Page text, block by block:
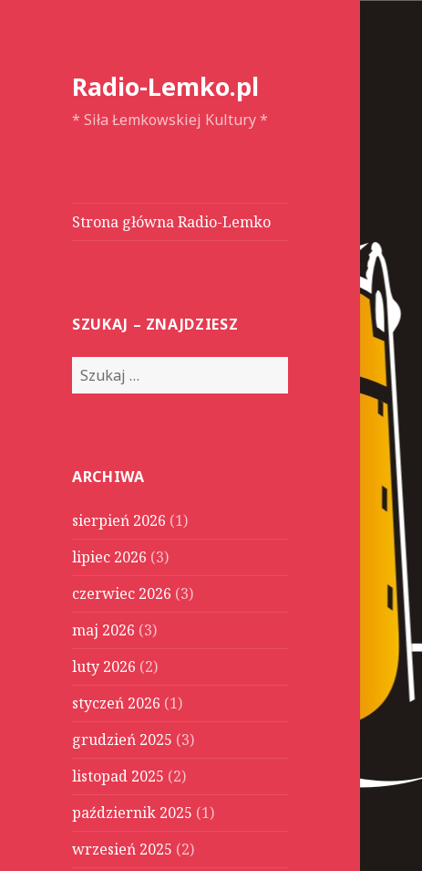
Radio-Lemko.pl
* Siła Łemkowskiej Kultury *
Strona główna Radio-Lemko
SZUKAJ – ZNAJDZIESZ
S
z
j
ARCHIWA
sierpień 2026 (1)
lipiec 2026 (3)
czerwiec 2026 (3)
maj 2026 (3)
luty 2026 (2)
styczeń 2026 (1)
grudzień 2025 (3)
listopad 2025 (2)
październik 2025 (1)
wrzesień 2025 (2)